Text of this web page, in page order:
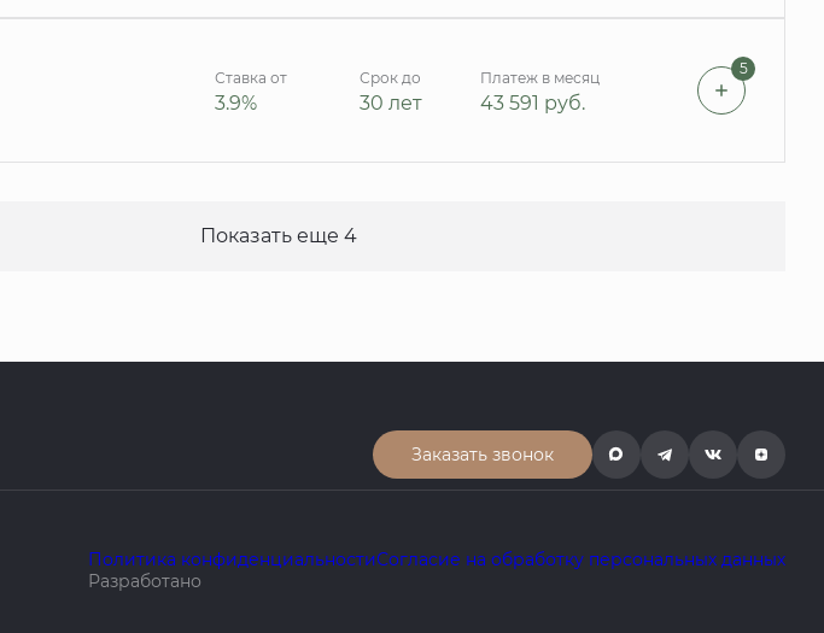
Ставка от
3.9%
Срок до
30 лет
Платеж в месяц
43 591 руб.
5
Показать еще 4
Заказать звонок
Политика конфиденциальностиСогласие на обработку персональных данных
Разработано